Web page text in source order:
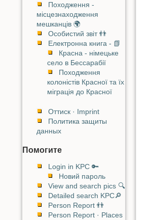
Походження -
місцезнаходження
мешканців 🌍
Особистий звіт 👬
Електронна книга - 📗
Красна - німецьке
село в Бессарабії
Походження
колоністів Красної та їх
міграція до Красної
Оттиск · Imprint
Политика защиты
данных
Помогите
Login in KPC 🔑
Новий пароль
View and search pics 🔍
Detailed search KPC🔎
Person Report 👬
Person Report · Places